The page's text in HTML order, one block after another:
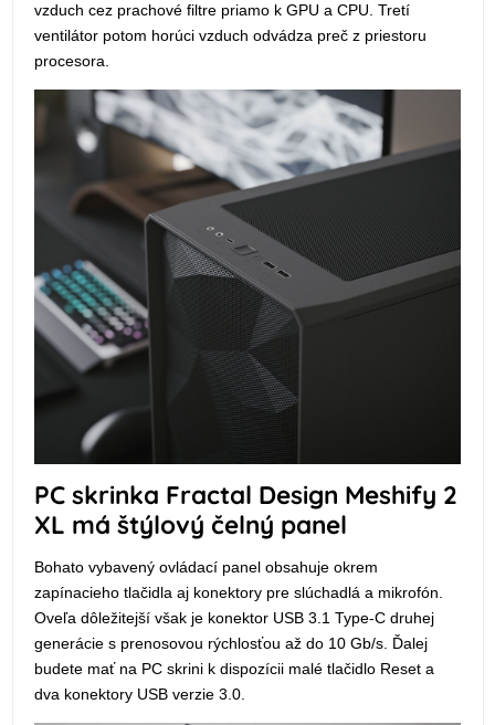
vzduch cez prachové filtre priamo k GPU a CPU. Tretí
ventilátor potom horúci vzduch odvádza preč z priestoru
procesora.
PC skrinka Fractal Design Meshify 2
XL má štýlový čelný panel
Bohato vybavený ovládací panel obsahuje okrem
zapínacieho tlačidla aj konektory pre slúchadlá a mikrofón.
Oveľa dôležitejší však je konektor USB 3.1 Type-C druhej
generácie s prenosovou rýchlosťou až do 10 Gb/s. Ďalej
budete mať na PC skrini k dispozícii malé tlačidlo Reset a
dva konektory USB verzie 3.0.